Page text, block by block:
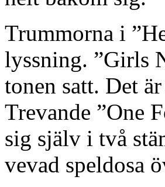
Trummorna i
lyssning. ”Girls
tonen satt. Det
Trevande ”One
sig själv i två
vevad speldosa